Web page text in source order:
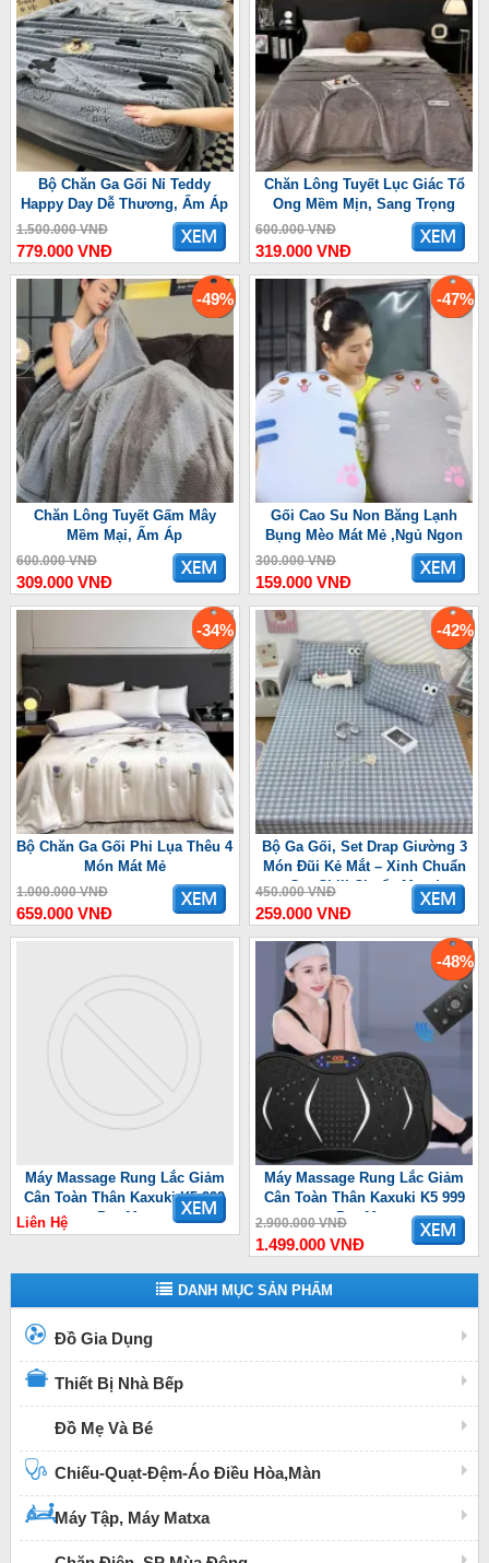
Bộ Chăn Ga Gối Nỉ Teddy
Happy Day Dễ Thương, Ấm Áp
1.500.000 VNĐ
779.000 VNĐ
Chăn Lông Tuyết Lục Giác Tổ
Ong Mềm Mịn, Sang Trọng
600.000 VNĐ
319.000 VNĐ
-49%
Chăn Lông Tuyết Gấm Mây
Mềm Mại, Ấm Áp
600.000 VNĐ
309.000 VNĐ
-47%
Gối Cao Su Non Băng Lạnh
Bụng Mèo Mát Mẻ ,Ngủ Ngon
300.000 VNĐ
159.000 VNĐ
-34%
Bộ Chăn Ga Gối Phi Lụa Thêu 4
Món Mát Mẻ
1.000.000 VNĐ
659.000 VNĐ
-42%
Bộ Ga Gối, Set Drap Giường 3
Món Đũi Kẻ Mắt – Xinh Chuẩn
Gu, Chill Chuẩn Mood
450.000 VNĐ
259.000 VNĐ
Máy Massage Rung Lắc Giảm
Cân Toàn Thân Kaxuki K5 999
Pro Max
Liên Hệ
-48%
Máy Massage Rung Lắc Giảm
Cân Toàn Thân Kaxuki K5 999
Pro Max
2.900.000 VNĐ
1.499.000 VNĐ
DANH MỤC SẢN PHẨM
Đồ Gia Dụng
Thiết Bị Nhà Bếp
Đồ Mẹ Và Bé
Chiếu-Quạt-Đệm-Áo Điều Hòa,Màn
Máy Tập, Máy Matxa